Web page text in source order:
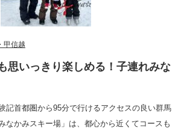
甲信越
思いっきり楽しめる！子連れみな
記首都圏から95分で行けるアクセスの良い群馬
なかみスキー場」は、都心から近くてコースも